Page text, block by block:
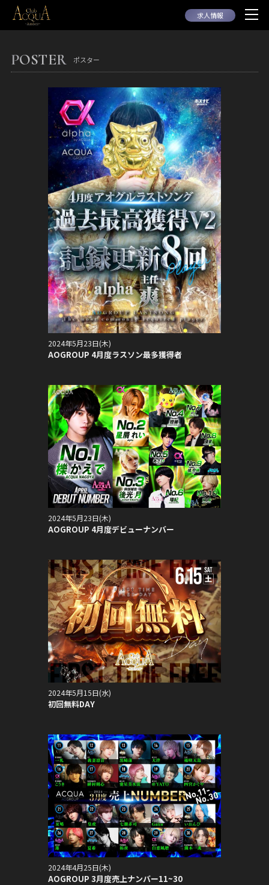
求人情報
POSTER ポスター
2024年5月23日(木)
AOGROUP 4月度ラスソン最多獲得者
2024年5月23日(木)
AOGROUP 4月度デビューナンバー
2024年5月15日(水)
初回無料DAY
2024年4月25日(木)
AOGROUP 3月度売上ナンバー11~30